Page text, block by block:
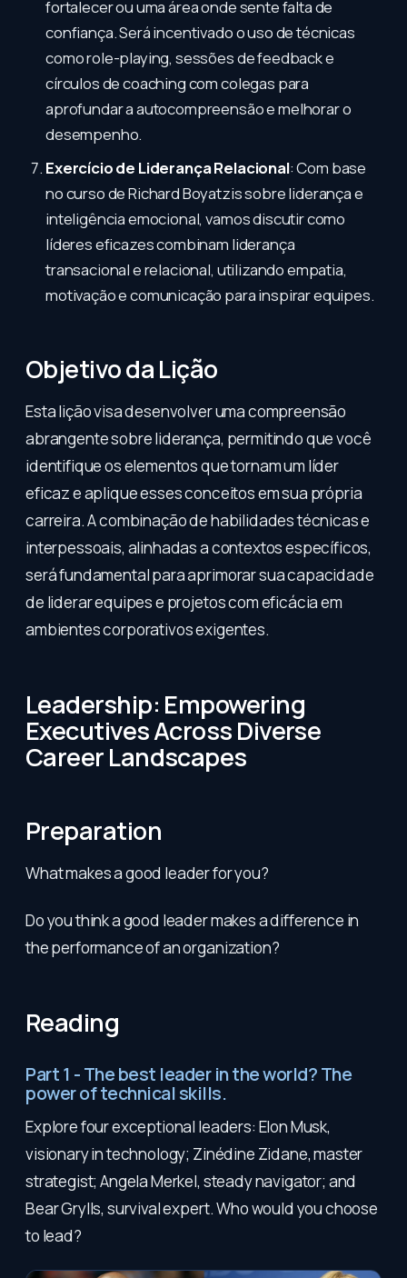
fortalecer ou uma área onde sente falta de
confiança. Será incentivado o uso de técnicas
como role-playing, sessões de feedback e
círculos de coaching com colegas para
aprofundar a autocompreensão e melhorar o
desempenho.
Exercício de Liderança Relacional: Com base
no curso de Richard Boyatzis sobre liderança e
inteligência emocional, vamos discutir como
líderes eficazes combinam liderança
transacional e relacional, utilizando empatia,
motivação e comunicação para inspirar equipes.
Objetivo da Lição
Esta lição visa desenvolver uma compreensão
abrangente sobre liderança, permitindo que você
identifique os elementos que tornam um líder
eficaz e aplique esses conceitos em sua própria
carreira. A combinação de habilidades técnicas e
interpessoais, alinhadas a contextos específicos,
será fundamental para aprimorar sua capacidade
de liderar equipes e projetos com eficácia em
ambientes corporativos exigentes.
Leadership: Empowering
Executives Across Diverse
Career Landscapes
Preparation
What makes a good leader for you?
Do you think a good leader makes a difference in
the performance of an organization?
Reading
Part 1 - The best leader in the world? The
power of technical skills.
Explore four exceptional leaders: Elon Musk,
visionary in technology; Zinédine Zidane, master
strategist; Angela Merkel, steady navigator; and
Bear Grylls, survival expert. Who would you choose
to lead?